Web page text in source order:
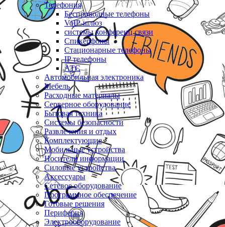
Телефония
Беспроводные телефоны
VoIP-шлюз
системы конференц связи
Спикерфоны
Стационарные телефоны
IP телефоны
АТС
Автомобильная электроника
Мебель
Расходные материалы
Серверное оборудование
Бытовая техника
Системы безопасности
Развлечения и отдых
Комплектующие
Мобильные устройства
Носители информации
Силовые устройства
Аксессуары
Сетевое оборудование
Программное обеспечение
Готовые решения
Периферия
Электрооборудование